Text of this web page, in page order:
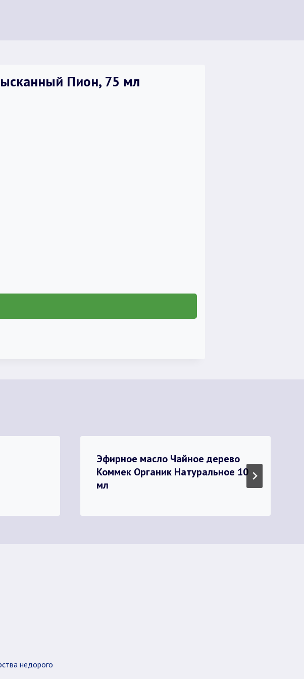
Пион, 75 мл
Эфирное масло Чайное дерево
Коммек Органик Натуральное 10
мл
недорого